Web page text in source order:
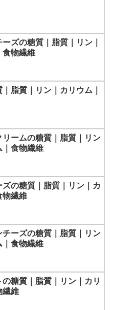
ズの糖質｜脂質｜リン｜
食物繊維
脂質｜リン｜カリウム｜
リームの糖質｜脂質｜リン
｜食物繊維
ズの糖質｜脂質｜リン｜カ
物繊維
チーズの糖質｜脂質｜リン
｜食物繊維
の糖質｜脂質｜リン｜カリ
繊維